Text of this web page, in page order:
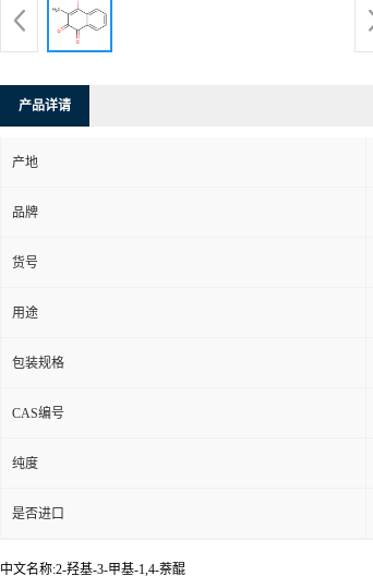
产品详请
产地
品牌
货号
用途
包装规格
CAS编号
纯度
是否进口
中文名称:2-羟基-3-甲基-1,4-萘醌